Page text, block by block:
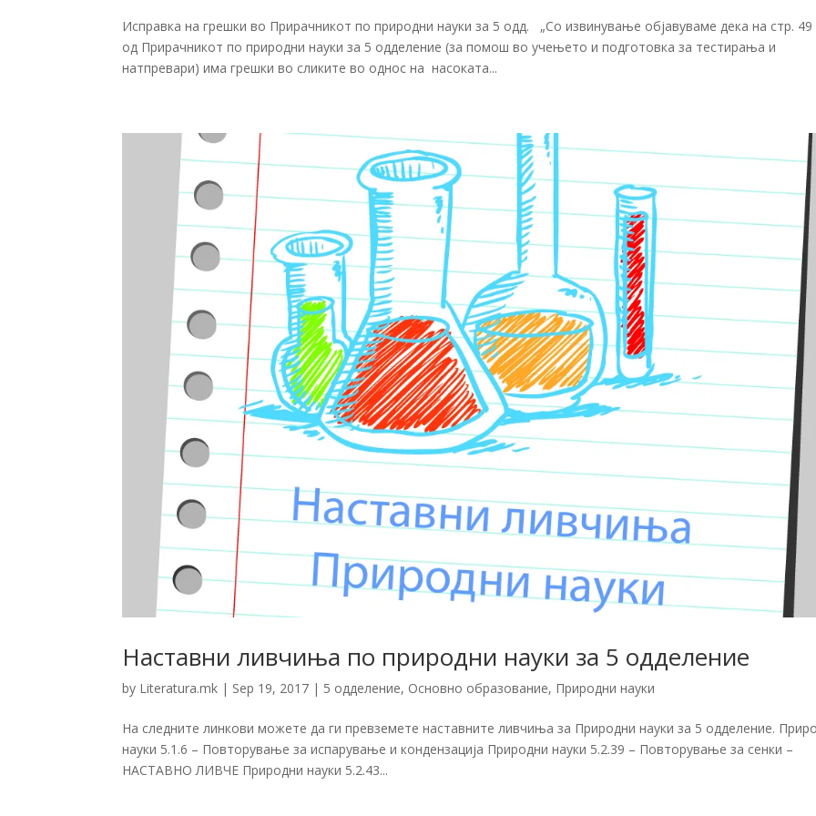
Исправка на грешки во Прирачникот по природни науки за 5 одд. „Со извинување објавуваме дека на стр. 49
од Прирачникот по природни науки за 5 одделение (за помош во учењето и подготовка за тестирања и
натпревари) има грешки во сликите во однос на насоката...
Наставни ливчиња по природни науки за 5 одделение
by Literatura.mk | Sep 19, 2017 | 5 одделение, Основно образование, Природни науки
На следните линкови можете да ги превземете наставните ливчиња за Природни науки за 5 одделение.
науки 5.1.6 – Повторување за испарување и кондензација Природни науки 5.2.39 – Повторување за сенки –
НАСТАВНО ЛИВЧЕ Природни науки 5.2.43...